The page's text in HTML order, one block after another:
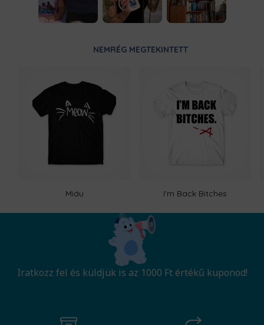
NEMRÉG MEGTEKINTETT
Miáu I'm Back Bitches
Iratkozz fel és küldjük is az 1000 Ft értékű kuponod!